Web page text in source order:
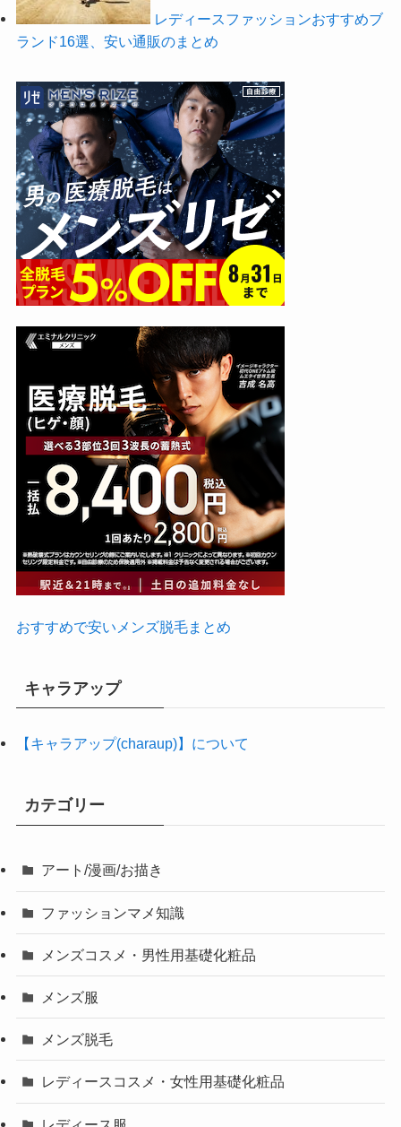
レディースファッションおすすめブ
ランド16選、安い通販のまとめ
おすすめで安いメンズ脱毛まとめ
キャラアップ
【キャラアップ(charaup)】について
カテゴリー
アート/漫画/お描き
ファッションマメ知識
メンズコスメ・男性用基礎化粧品
メンズ服
メンズ脱毛
レディースコスメ・女性用基礎化粧品